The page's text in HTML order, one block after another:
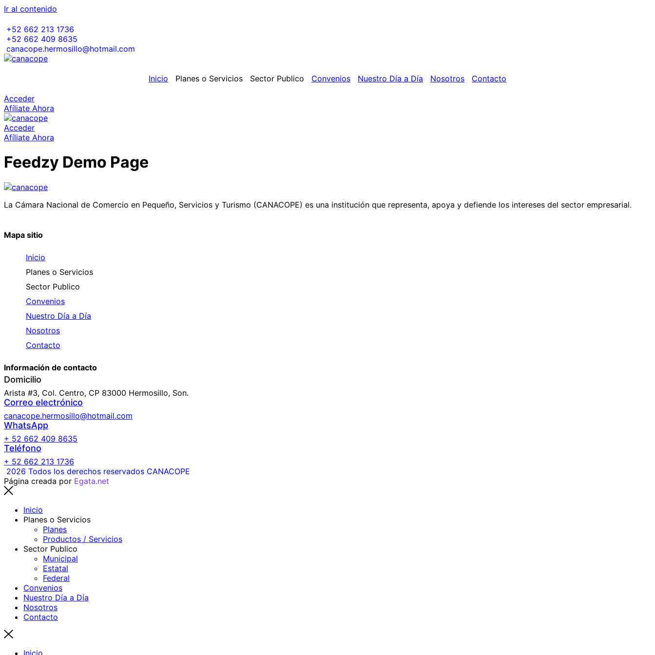
Ir al contenido
+52 662 213 1736
+52 662 409 8635
canacope.hermosillo@hotmail.com
Inicio Planes o Servicios Sector Publico Convenios Nuestro Día a Día Nosotros Contacto
Acceder
Afíliate Ahora
Acceder
Afíliate Ahora
Feedzy Demo Page
La Cámara Nacional de Comercio en Pequeño, Servicios y Turismo (CANACOPE) es una institución que representa, apoya y defiende los intereses del sector empresarial.
Mapa sitio
Inicio
Planes o Servicios
Sector Publico
Convenios
Nuestro Día a Día
Nosotros
Contacto
Información de contacto
Domicilio
Arista #3, Col. Centro, CP 83000 Hermosillo, Son.
Correo electrónico
canacope.hermosillo@hotmail.com
WhatsApp
+ 52 662 409 8635
Teléfono
+ 52 662 213 1736
2026 Todos los derechos reservados CANACOPE
Página creada por Egata.net
Inicio
Planes o Servicios
Planes
Productos / Servicios
Sector Publico
Municipal
Estatal
Federal
Convenios
Nuestro Día a Día
Nosotros
Contacto